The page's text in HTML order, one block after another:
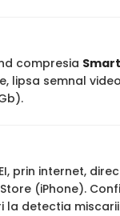
compresia
semnal
prin internet,
(iPhone).
detectia